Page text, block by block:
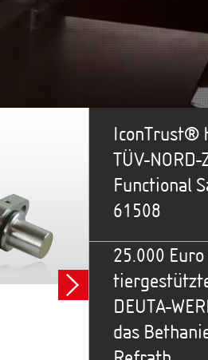
IconTrust®
TÜV-
Functional
61508
25.000
DEUTA-
das